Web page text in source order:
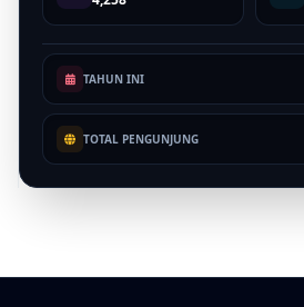
TAHUN INI
TOTAL PENGUNJUNG